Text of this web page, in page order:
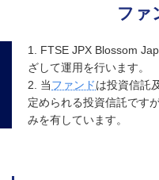
ファ
1. FTSE JPX Blossom
ざして運用を行います。
2. 当ファンドは投資信託
定められる投資信託です
みを有しています。